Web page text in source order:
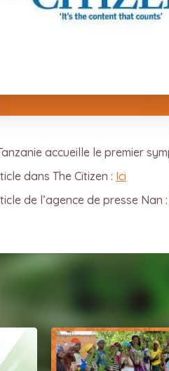
accueille le premier
dans The Citizen : Ici
de l’agence de presse Nan :